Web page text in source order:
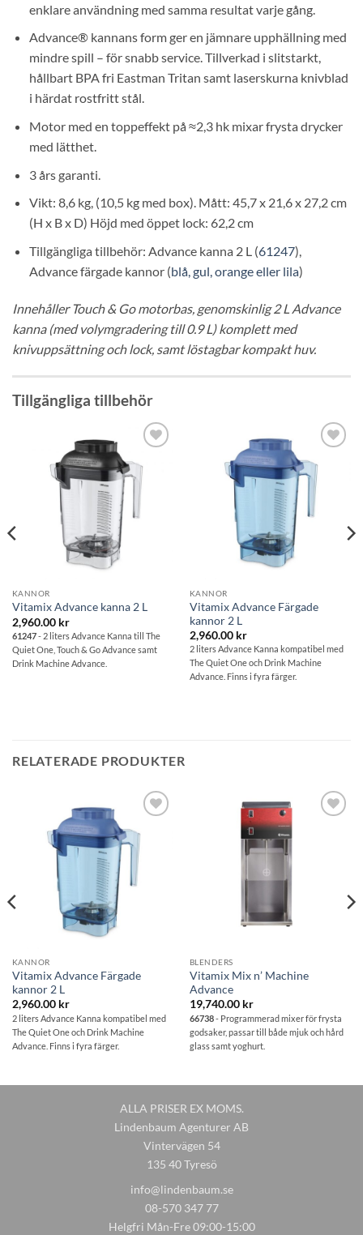
enklare användning med samma resultat varje gång.
Advance® kannans form ger en jämnare upphällning med
mindre spill – för snabb service. Tillverkad i slitstarkt,
hållbart BPA fri Eastman Tritan samt laserskurna knivblad
i härdat rostfritt stål.
Motor med en toppeffekt på ≈2,3 hk mixar frysta drycker
med lätthet.
3 års garanti.
Vikt: 8,6 kg, (10,5 kg med box). Mått: 45,7 x 21,6 x 27,2 cm
(H x B x D) Höjd med öppet lock: 62,2 cm
Tillgängliga tillbehör: Advance kanna 2 L (61247),
Advance färgade kannor (blå, gul, orange eller lila)
Innehåller Touch & Go motorbas, genomskinlig 2 L Advance
kanna (med volymgradering till 0.9 L) komplett med
knivuppsättning och lock, samt löstagbar kompakt huv.
Tillgängliga tillbehör
Lägg till i
önskelistan
KANNOR
Vitamix Advance kanna 2 L
2,960.00 kr
61247- 2 liters Advance Kanna till The
Quiet One, Touch & Go Advance samt
Drink Machine Advance.
Lägg till i
önskelistan
KANNOR
Vitamix Advance Färgade
kannor 2 L
2,960.00 kr
2 liters Advance Kanna kompatibel med
The Quiet One och Drink Machine
Advance. Finns i fyra färger.
RELATERADE PRODUKTER
Lägg till i
önskelistan
KANNOR
Vitamix Advance Färgade
kannor 2 L
2,960.00 kr
2 liters Advance Kanna kompatibel med
The Quiet One och Drink Machine
Advance. Finns i fyra färger.
BLENDERS
Vitamix Mix n’ Machine
Advance
19,740.00 kr
66738- Programmerad mixer för frysta
godsaker, passar till både mjuk och hård
glass samt yoghurt.
ALLA PRISER EX MOMS.
Lindenbaum Agenturer AB
Vintervägen 54
135 40 Tyresö
info@lindenbaum.se
08-570 347 77
Helgfri Mån-Fre 09:00-15:00